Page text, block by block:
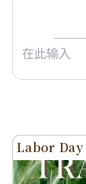
Labor Day